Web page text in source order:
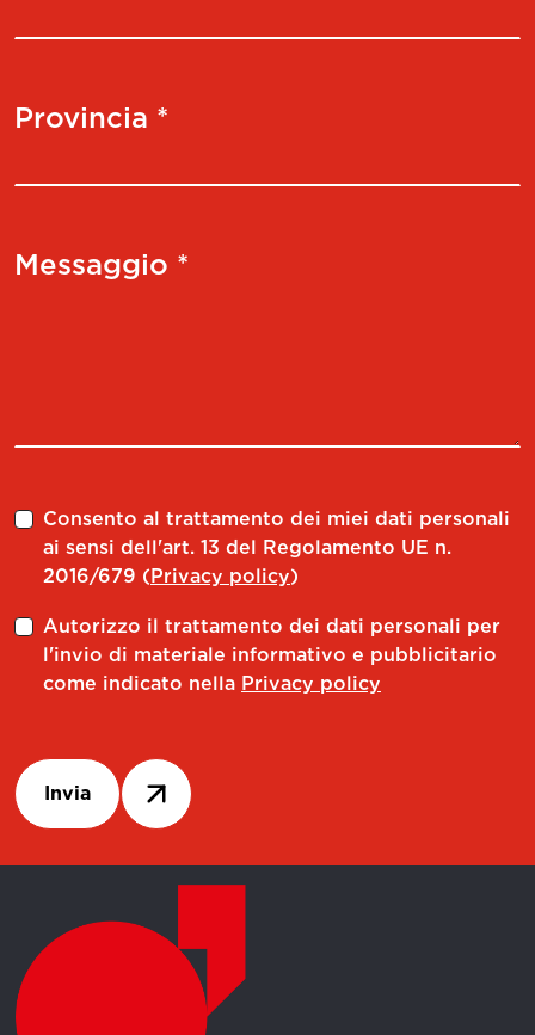
Provincia *
Messaggio *
Consento al trattamento dei miei dati personali
ai sensi dell'art. 13 del Regolamento UE n.
2016/679 (Privacy policy)
Autorizzo il trattamento dei dati personali per
l'invio di materiale informativo e pubblicitario
come indicato nella Privacy policy
Invia